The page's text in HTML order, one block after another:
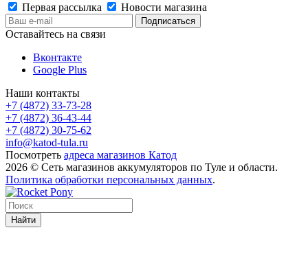
Первая рассылка
Новости магазина
Оставайтесь на связи
Вконтакте
Google Plus
Наши контакты
+7 (4872) 33-73-28
+7 (4872) 36-43-44
+7 (4872) 30-75-62
info@katod-tula.ru
Посмотреть адреса магазинов Катод
2026 © Сеть магазинов аккумуляторов по Туле и области.
Политика обработки персональных данных.
Найти